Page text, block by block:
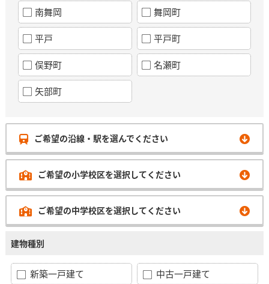
南舞岡 舞岡町
平戸 平戸町
俣野町 名瀬町
矢部町
ご希望の沿線・駅を選んでください
ご希望の小学校区を選択してください
ご希望の中学校区を選択してください
建物種別
新築一戸建て
中古一戸建て